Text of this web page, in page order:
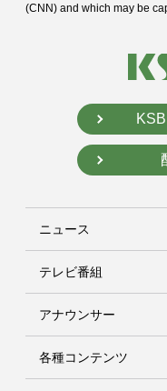
(CNN) and which may be
ニュース
テレビ番組
アナウンサー
各種コンテンツ